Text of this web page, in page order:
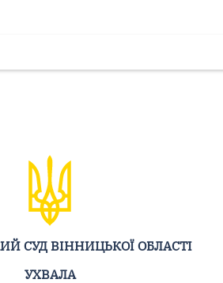
СУД ВІННИЦЬКОЇ ОБЛАСТІ
УХВАЛА